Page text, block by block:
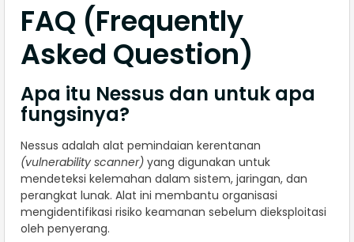
FAQ (Frequently
Asked Question)
Apa itu Nessus dan untuk apa
fungsinya?
Nessus adalah alat pemindaian kerentanan
(vulnerability scanner) yang digunakan untuk
mendeteksi kelemahan dalam sistem, jaringan, dan
perangkat lunak. Alat ini membantu organisasi
mengidentifikasi risiko keamanan sebelum dieksploitasi
oleh penyerang.